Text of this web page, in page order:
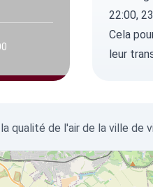
22:00,
Cela
leur
qualité de l'air de la ville de